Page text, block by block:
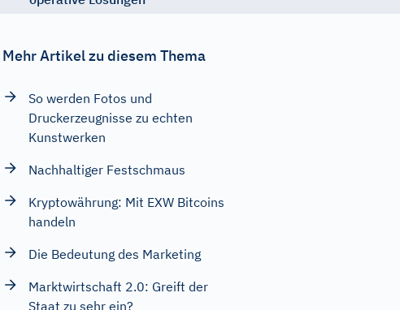
Mehr Artikel zu diesem Thema
So werden Fotos und
Druckerzeugnisse zu echten
Kunstwerken
Nachhaltiger Festschmaus
Kryptowährung: Mit EXW Bitcoins
handeln
Die Bedeutung des Marketing
Marktwirtschaft 2.0: Greift der
Staat zu sehr ein?